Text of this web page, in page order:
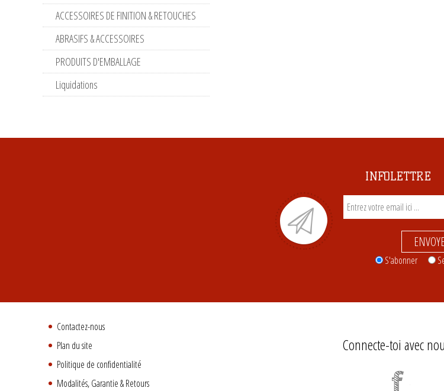
ACCESSOIRES DE FINITION & RETOUCHES
ABRASIFS & ACCESSOIRES
PRODUITS D'EMBALLAGE
Liquidations
INFOLETTRE
S'abonner
Contactez-nous
Plan du site
Politique de confidentialité
Modalités, Garantie & Retours
Connecte-toi avec